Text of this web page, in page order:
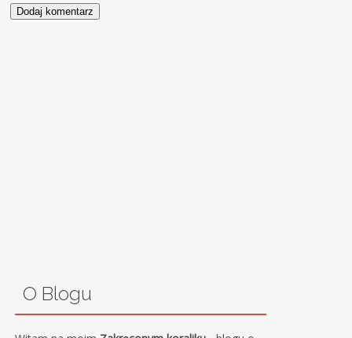
O Blogu